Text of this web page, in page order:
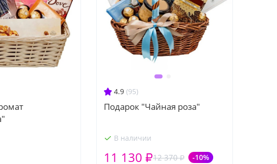
4.9 (95)
Подарок "Чайная роза"
В наличии
12 370 ₽ -10%
11 130 ₽